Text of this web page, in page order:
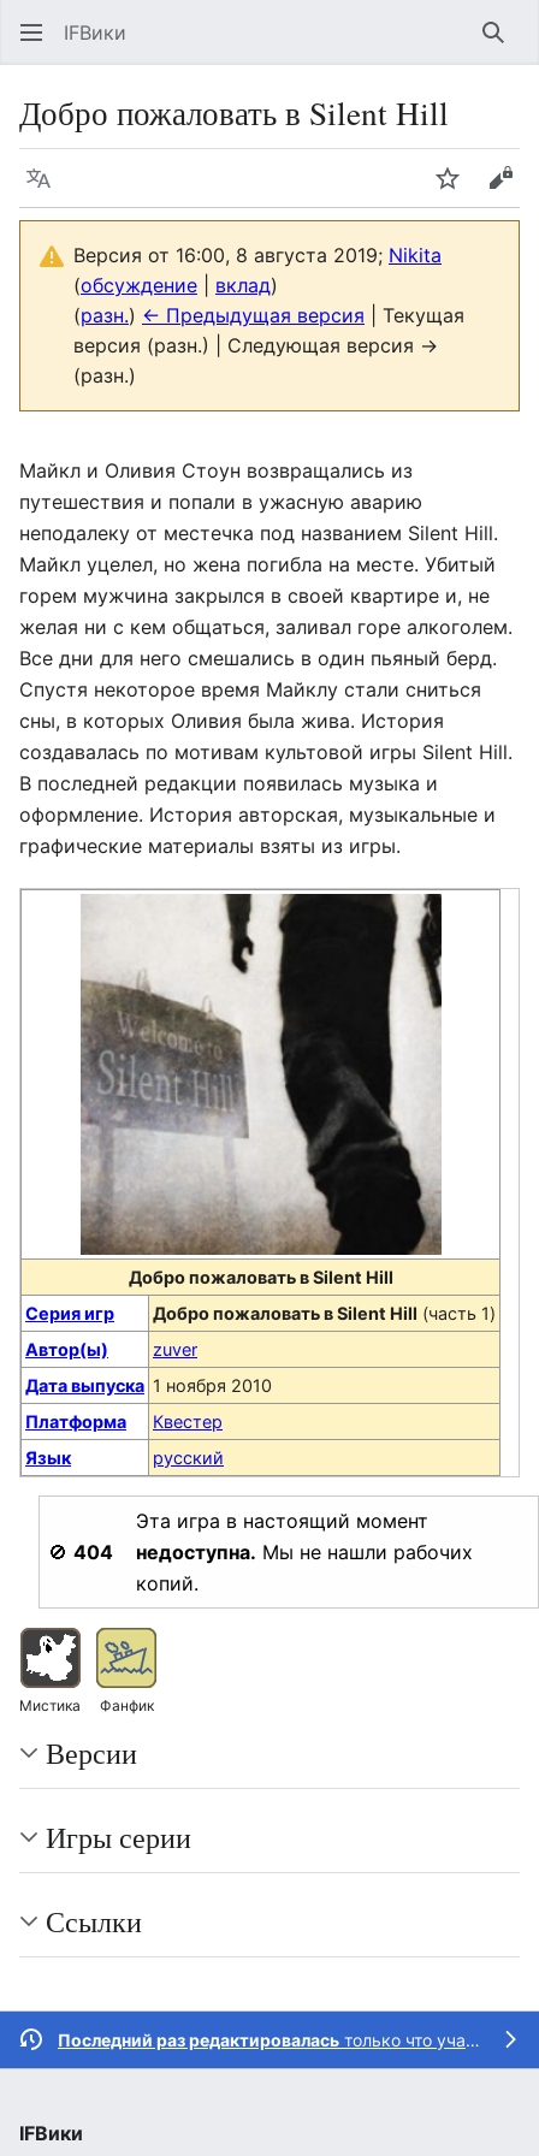
IFВики
Добро пожаловать в Silent Hill
Язык Следить
Версия от 16:00, 8 августа 2019; Nikita
(обсуждение вклад)
(разн.) ← Предыдущая версия | Текущая
версия (разн.) | Следующая версия →
(разн.)
Майкл и Оливия Стоун возвращались из
путешествия и попали в ужасную аварию
неподалеку от местечка под названием Silent Hill.
Майкл уцелел, но жена погибла на месте. Убитый
горем мужчина закрылся в своей квартире и, не
желая ни с кем общаться, заливал горе алкоголем.
Все дни для него смешались в один пьяный берд.
Спустя некоторое время Майклу стали сниться
сны, в которых Оливия была жива. История
создавалась по мотивам культовой игры Silent Hill.
В последней редакции появилась музыка и
оформление. История авторская, музыкальные и
графические материалы взяты из игры.
Добро пожаловать в Silent Hill
Серия игр
Добро пожаловать в Silent Hill (часть 1)
Автор(ы)
zuver
Дата выпуска 1 ноября 2010
Платформа
Квестер
Язык
русский
🚫 404
Эта игра в настоящий момент
недоступна. Мы не нашли рабочих
копий.
Мистика Фанфик
Версии
Игры серии
Ссылки
Последний раз редактировалась только что участником
IFВики